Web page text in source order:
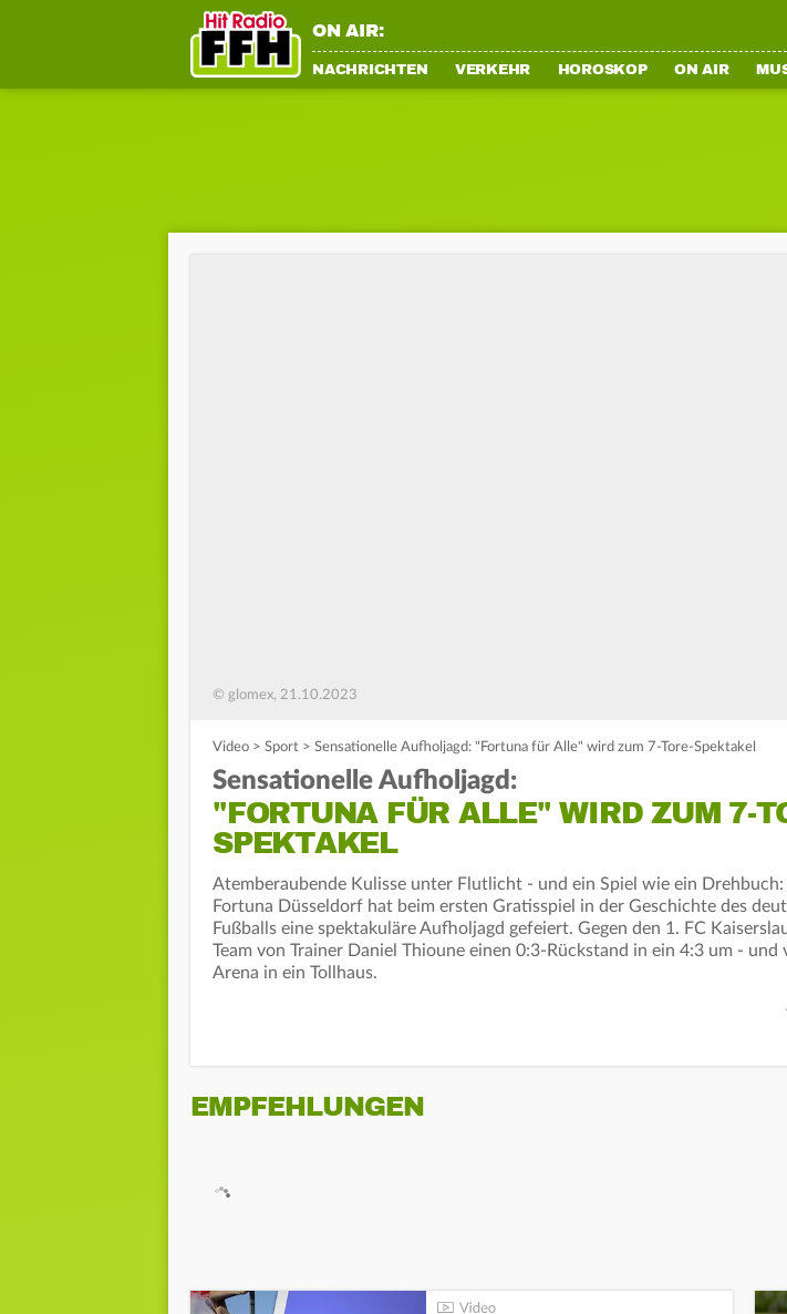
ON AIR:
NACHRICHTEN VERKEHR HOROSKOP ON AIR
© glomex, 21.10.2023
Video > Sport > Sensationelle Aufholjagd: "Fortuna für Alle" wird zum 7-Tore-Spektakel
Sensationelle Aufholjagd:
"FORTUNA FÜR ALLE" WIRD ZUM 7-
SPEKTAKEL
Atemberaubende Kulisse unter Flutlicht - und ein Spiel wie ein
Fortuna Düsseldorf hat beim ersten Gratisspiel in der Geschichte des
Fußballs eine spektakuläre Aufholjagd gefeiert. Gegen den 1. FC
Team von Trainer Daniel Thioune einen 0:3-Rückstand in ein 4:3 um - und
Arena in ein Tollhaus.
EMPFEHLUNGEN